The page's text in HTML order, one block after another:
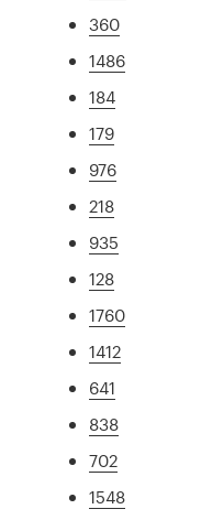
360
1486
184
179
976
218
935
128
1760
1412
641
838
702
1548